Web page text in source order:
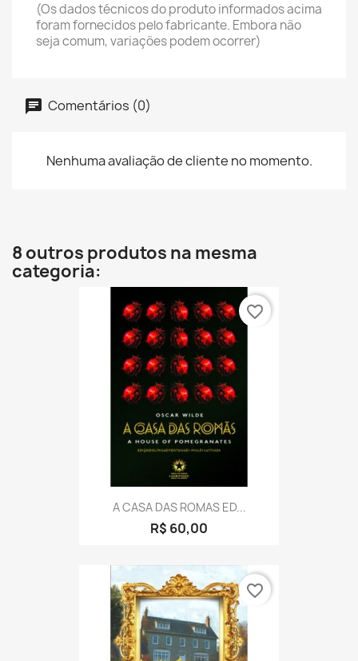
(Os dados técnicos do produto informados acima
foram fornecidos pelo fabricante. Embora não
seja comum, variações podem ocorrer)
Comentários (0)
Nenhuma avaliação de cliente no momento.
8 outros produtos na mesma
categoria:
A CASA DAS ROMAS ED...
R$ 60,00
favorite_border
favorite_border